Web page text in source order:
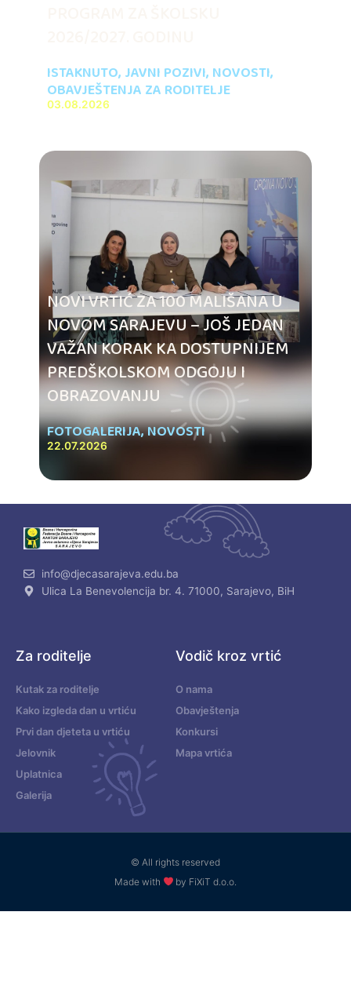
ISTAKNUTO, JAVNI POZIVI, NOVOSTI,
OBAVJEŠTENJA ZA RODITELJE
03.08.2026
NOVI VRTIĆ ZA 100 MALIŠANA U
NOVOM SARAJEVU – JOŠ JEDAN
VAŽAN KORAK KA DOSTUPNIJEM
PREDŠKOLSKOM ODGOJU I
OBRAZOVANJU
FOTOGALERIJA,NOVOSTI
22.07.2026
info@djecasarajeva.edu.ba
Ulica La Benevolencija br. 4. 71000, Sarajevo, BiH
Za roditelje
Kutak za roditelje
Kako izgleda dan u vrtiću
Prvi dan djeteta u vrtiću
Jelovnik
Uplatnica
Galerija
Vodič kroz vrtić
O nama
Obavještenja
Konkursi
Mapa vrtića
© All rights reserved
Made with
by FiXiT d.o.o.